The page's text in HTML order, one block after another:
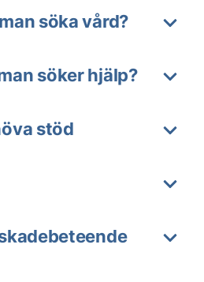
söka vård?
söker hjälp?
stöd